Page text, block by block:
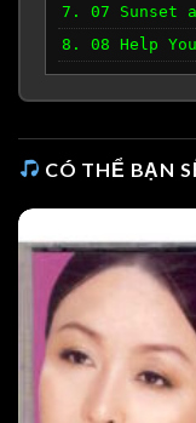
7. 07 Sunset
8. 08 Help
CÓ THỂ BẠN